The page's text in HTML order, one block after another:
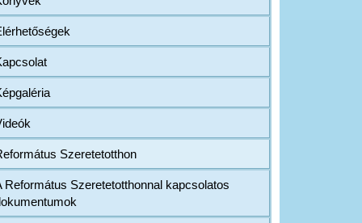
Szeretetotthon
Református Szeretetotthonnal kapcsolatos